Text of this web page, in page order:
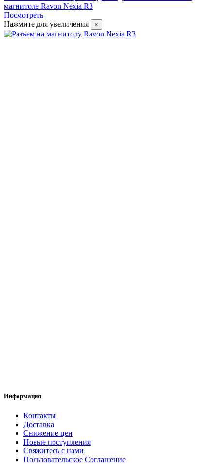
магнитоле Ravon Nexia R3
Посмотреть
Нажмите для увеличения
×
Информация
Контакты
Доставка
Снижение цен
Новые поступления
Свяжитесь с нами
Пользовательское Соглашение